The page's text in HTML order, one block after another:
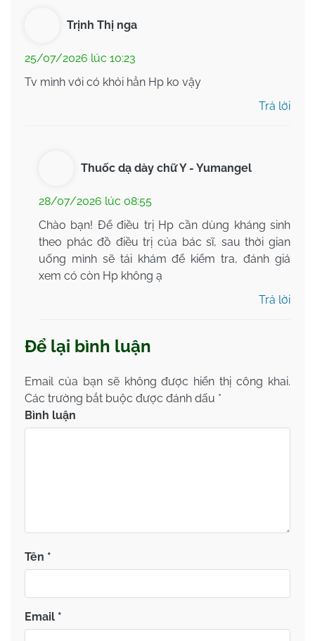
Trịnh Thị nga
25/07/2026 lúc 10:23
Tv mình với có khỏi hẳn Hp ko vậy
Trả lời
Thuốc dạ dày chữ Y - Yumangel
28/07/2026 lúc 08:55
Chào bạn! Để điều trị Hp cần dùng kháng sinh
theo phác đồ điều trị của bác sĩ, sau thời gian
uống mình sẽ tái khám để kiểm tra, đánh giá
xem có còn Hp không ạ
Trả lời
Để lại bình luận
Email của bạn sẽ không được hiển thị công khai.
Các trường bắt buộc được đánh dấu *
Bình luận
Tên *
Email *